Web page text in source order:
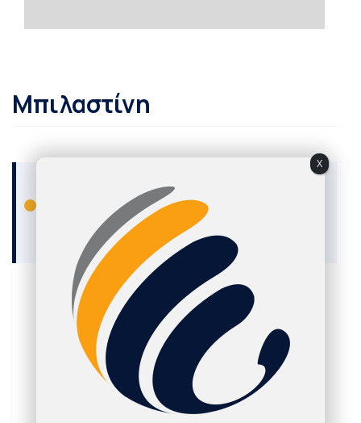
Μπιλαστίνη
Φαρμακευτική Αντιμετώπιση της
Χρόνιας Κνίδωσης -duplicated
Τεχνητή καρδιά αντί για μεταμόσχευση Η
τεχνητή καρδιά λύνει οριστικά το τεράστιο
πρόβλημα των καρδιακών μεταμοσχεύσεων
εξαιτίας της έλλειψης μοσχευμάτων. Κατά τη
διάρκεια συνέντευξης Τύπου της Εταιρείας
Μελέτης και Έρευνας Καρδιακής Ανεπάρκειας,
στο πλαίσιο του 15ου Πανελλήνιου Συνεδρίου
της τονίστηκε ότι η πλήρως εμφυτεύσιμη
τεχνητή καρδιά δίνει μεγάλες ελπίδες. «Η
τεχνητή καρδιά δοκιμάσθηκε πρόσφατα με [...]
Περισσότερα
X